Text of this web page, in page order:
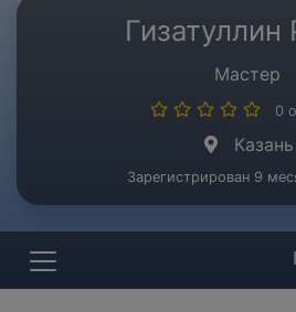
Гизатуллин
Мастер
0
Казань
Зарегистрирован 9